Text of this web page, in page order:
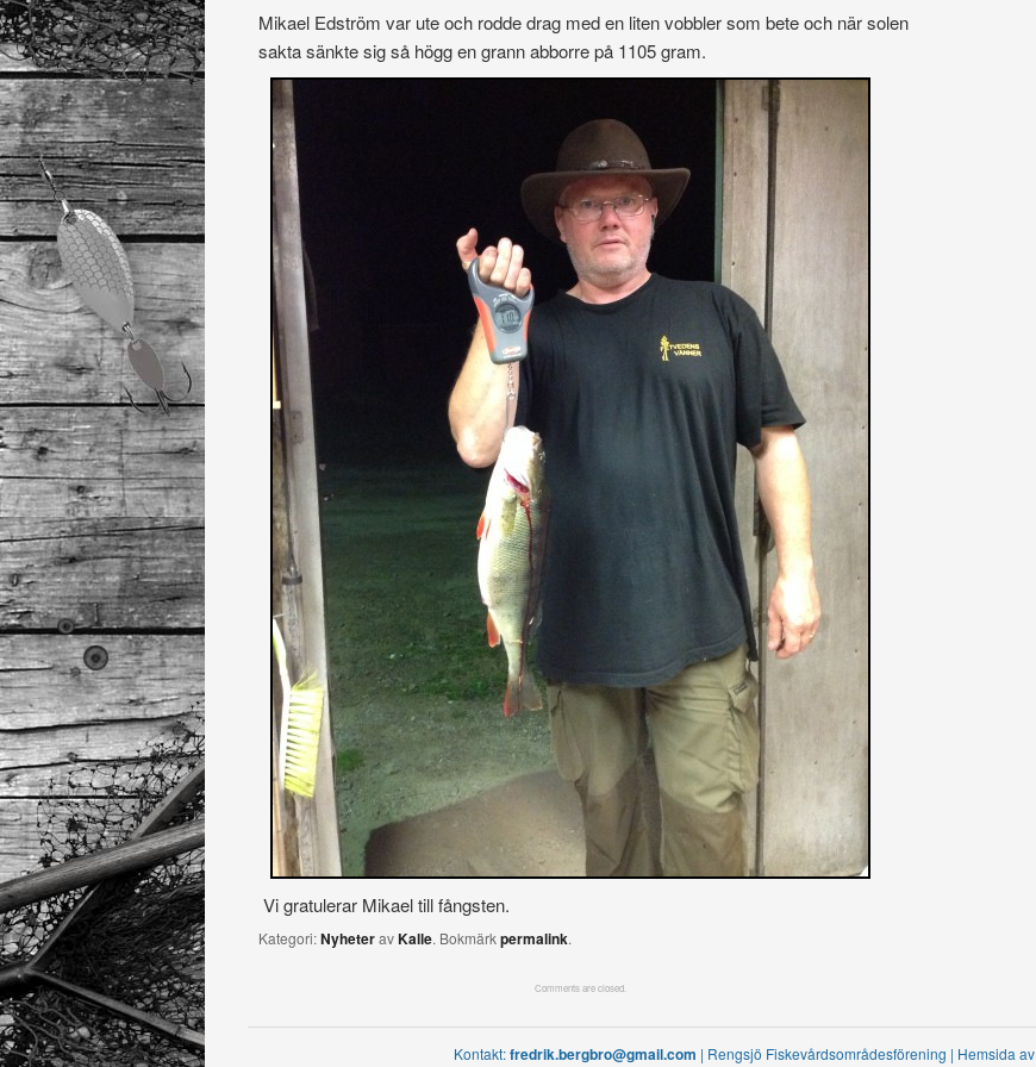
Mikael Edström var ute och rodde drag med en liten vobbler som bete och när solen
sakta sänkte sig så högg en grann abborre på 1105 gram.
Vi gratulerar Mikael till fångsten.
Kategori:NyheteravKalle. Bokmärkpermalink.
Comments are closed.
Kontakt:fredrik.bergbro@gmail.com | Rengsjö Fiskevårdsområdesförening | Hemsida av